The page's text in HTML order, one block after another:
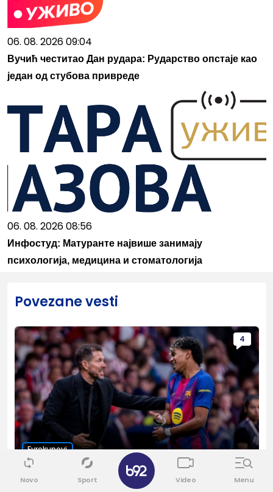
06. 08. 2026 09:04
Вучић честитао Дан рудара: Рударство опстаје као
један од стубова привреде
06. 08. 2026 08:56
Инфостуд: Матуранте највише занимају
психологија, медицина и стоматологија
Povezane vesti
4
Evrokupovi
Simeone ponizio Jamala pred revanš: "Idi igraj
Novo Sport Video Menu
✕